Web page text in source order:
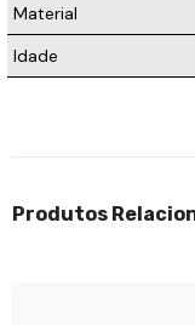
Material
Idade
Produtos